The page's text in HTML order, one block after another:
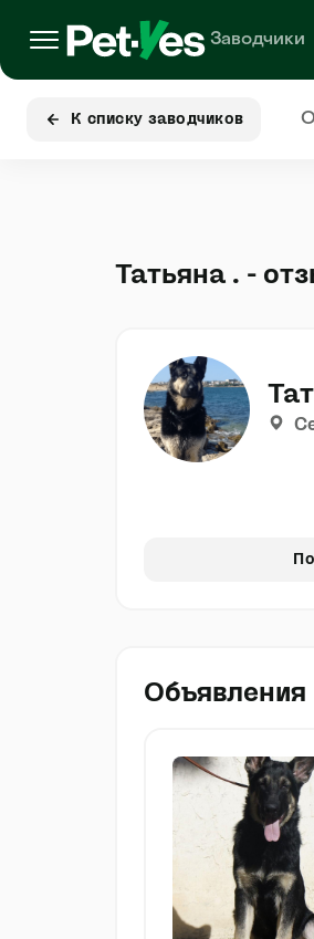
Заводчики
К списку заводчиков
Татьяна . -
Объявления